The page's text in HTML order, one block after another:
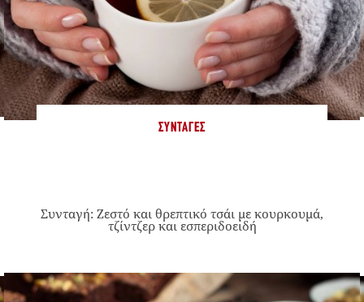
ΣΥΝΤΑΓΈΣ
Συνταγή: Ζεστό και θρεπτικό τσάι με κουρκουμά,
τζίντζερ και εσπεριδοειδή